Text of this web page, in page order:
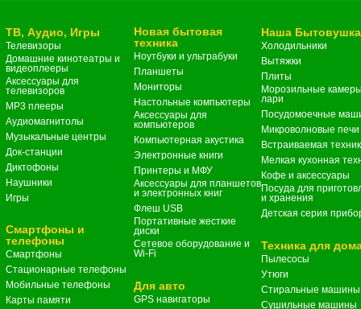
ТВ, Аудио, Игры
Телевизоры
Домашние кинотеатры и
видеоплееры
Аксессуары для
телевизоров
MP3 плееры
Аудиомагнитолы
Музыкальные центры
Док-станции
Диктофоны
Наушники
Игры
Смартфоны и
телефоны
Смартфоны
Стационарные телефоны
Мобильные телефоны
Карты памяти
Новая бытовая
техника
Ноутбуки и ультрабуки
Планшеты
Мониторы
Настольные компьютеры
Аксессуары для
компьютеров
Компьютерная акустика
Электронные книги
Принтеры и МФУ
Аксессуары для планшетов
и электронных книг
Флеш USB
Портативные жесткие
диски
Сетевое оборудование и
Wi-Fi
Для авто
GPS навигаторы
Наша Бытовушка
Холодильники
Вытяжки
Плиты
Морозильные
лари
Посудомоечные
Микроволновые печи
Встраиваемая
Мелкая кухонная
Кофе и аксессуары
Посуда для
и хранения
Детская серия
Техника для
Пылесосы
Утюги
Стиральные машины
Сушильные машины